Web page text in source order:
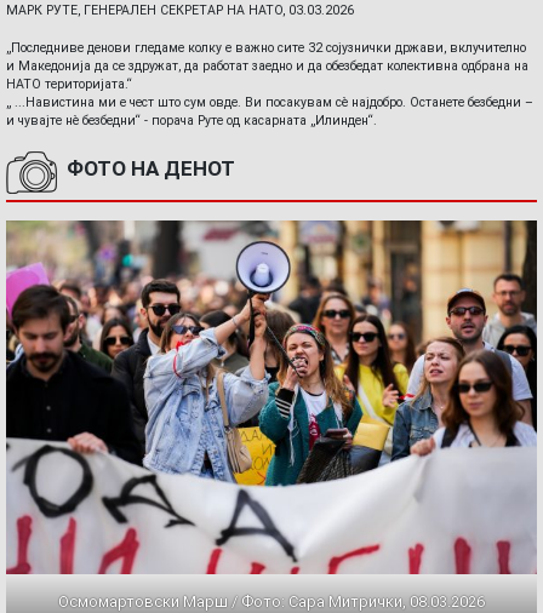
МАРК РУТЕ, ГЕНЕРАЛЕН СЕКРЕТАР НА НАТО, 03.03.2026
„Последниве денови гледаме колку е важно сите 32 сојузнички држави, вклучително
и Македонија да се здружат, да работат заедно и да обезбедат колективна одбрана на
НАТО територијата.“
„ ...Навистина ми е чест што сум овде. Ви посакувам сè најдобро. Останете безбедни –
и чувајте нè безбедни“ - порача Руте од касарната „Илинден“.
ФОТО НА ДЕНОТ
Осмомартовски Марш / Фото: Сара Митрички, 08.03.2026